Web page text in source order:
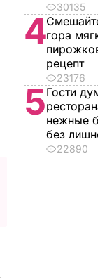
30135
4гора
рецепт
23176
5Гости
нежные
без
22890